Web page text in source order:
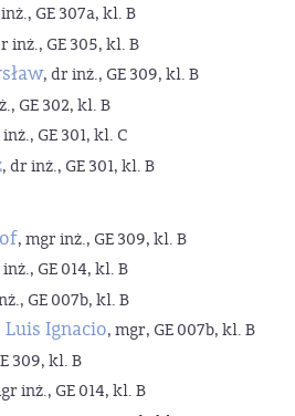
GE 307a, kl. B
inż., GE 305, kl. B
, dr inż., GE 309, kl. B
GE 302, kl. B
GE 301, kl. C
, dr inż., GE 301, kl. B
, mgr inż., GE 309, kl. B
GE 014, kl. B
GE 007b, kl. B
Ignacio, mgr, GE 007b, kl. B
309, kl. B
inż., GE 014, kl. B